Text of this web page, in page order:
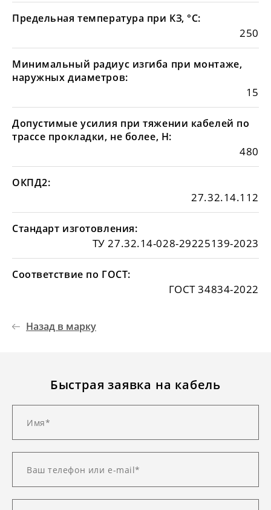
Предельная температура при КЗ, °С:
250
Минимальный радиус изгиба при монтаже,
наружных диаметров:
15
Допустимые усилия при тяжении кабелей по
трассе прокладки, не более, Н:
480
ОКПД2:
27.32.14.112
Стандарт изготовления:
ТУ 27.32.14-028-29225139-2023
Соответствие по ГОСТ:
ГОСТ 34834-2022
Назад в марку
Быстрая заявка на кабель